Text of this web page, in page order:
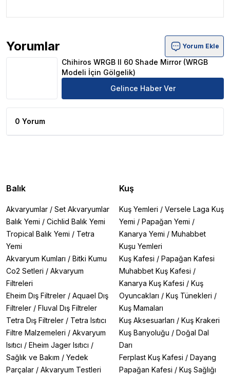
Yorumlar
Chihiros WRGB II 60 Shade Mirror (WRGB Modeli İçin
Yorum Ekle
Chihiros WRGB II 60 Shade Mirror (WRGB
Modeli İçin Gölgelik)
Gelince Haber Ver
0 Yorum
Balık
Akvaryumlar / Set Akvaryumlar
Balık Yemi / Cichlid Balık Yemi
Tropical Balık Yemi / Tetra
Yemi
Akvaryum Kumları / Bitki Kumu
Co2 Setleri / Akvaryum
Filtreleri
Eheim Dış Filtreler / Aquael Dış
Filtreler / Fluval Dış Filtreler
Tetra Dış Filtreler / Tetra Isıtıcı
Filtre Malzemeleri / Akvaryum
Isıtıcı / Eheim Jager Isıtıcı /
Sağlık ve Bakım / Yedek
Parçalar / Akvaryum Testleri
Kuş
Kuş Yemleri / Versele Laga Kuş
Yemi / Papağan Yemi /
Kanarya Yemi / Muhabbet
Kuşu Yemleri
Kuş Kafesi / Papağan Kafesi
Muhabbet Kuş Kafesi /
Kanarya Kuş Kafesi / Kuş
Oyuncakları / Kuş Tünekleri /
Kuş Mamaları
Kuş Aksesuarları / Kuş Krakeri
Kuş Banyoluğu / Doğal Dal
Darı
Ferplast Kuş Kafesi / Dayang
Papağan Kafesi / Kuş Sağlığı